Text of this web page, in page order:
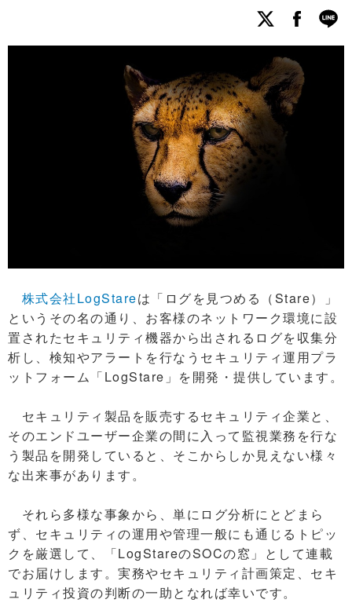
株式会社LogStareは「ログを見つめる（Stare）」
というその名の通り、お客様のネットワーク環境に設
置されたセキュリティ機器から出されるログを収集分
析し、検知やアラートを行なうセキュリティ運用プラ
ットフォーム「LogStare」を開発・提供しています。
セキュリティ製品を販売するセキュリティ企業と、
そのエンドユーザー企業の間に入って監視業務を行な
う製品を開発していると、そこからしか見えない様々
な出来事があります。
それら多様な事象から、単にログ分析にとどまら
ず、セキュリティの運用や管理一般にも通じるトピッ
クを厳選して、「LogStareのSOCの窓」として連載
でお届けします。実務やセキュリティ計画策定、セキ
ュリティ投資の判断の一助となれば幸いです。